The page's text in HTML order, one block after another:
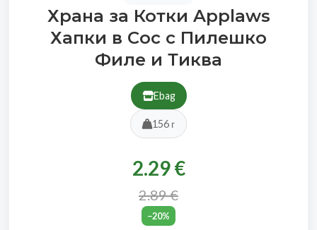
Храна за Котки Applaws
Хапки в Сос с Пилешко
Филе и Тиква
Ebag
156 г
2.29 €
2.89 €
−20%